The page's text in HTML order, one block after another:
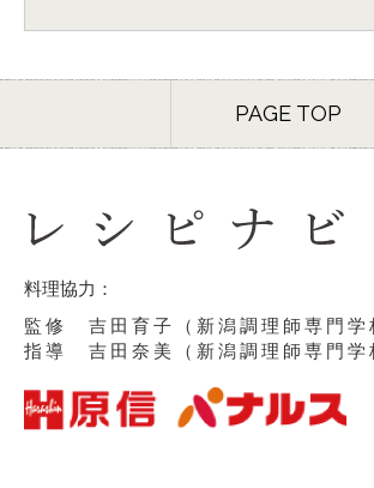
PAGE TOP
料理協力：
監修 吉田育子（新潟調理師専門学
指導 吉田奈美（新潟調理師専門学